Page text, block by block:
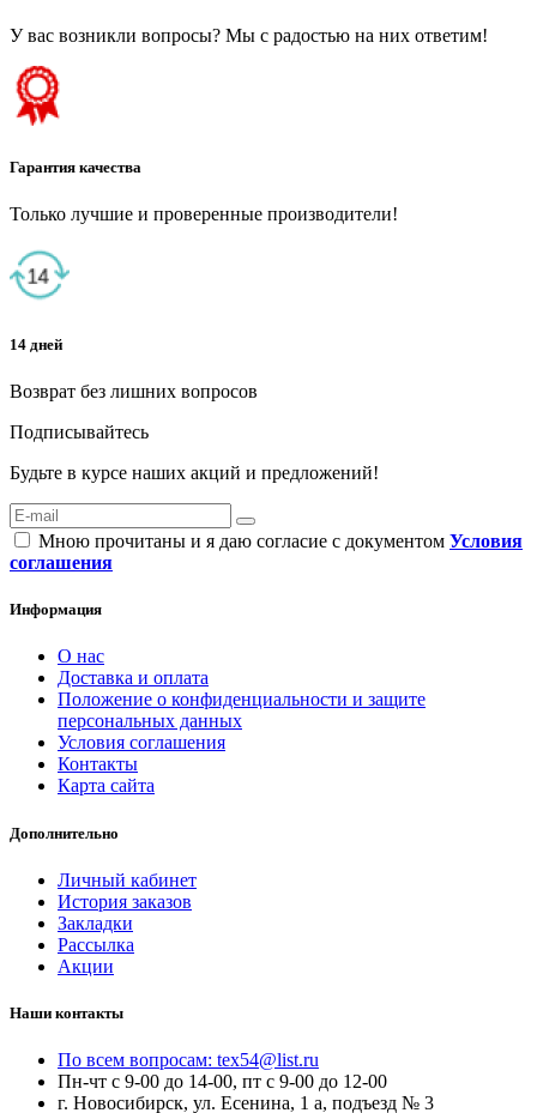
У вас возникли вопросы? Мы с радостью на них ответим!
Гарантия качества
Только лучшие и проверенные производители!
14 дней
Возврат без лишних вопросов
Подписывайтесь
Будьте в курсе наших акций и предложений!
Мною прочитаны и я даю согласие с документом Условия
соглашения
Информация
О нас
Доставка и оплата
Положение о конфиденциальности и защите
персональных данных
Условия соглашения
Контакты
Карта сайта
Дополнительно
Личный кабинет
История заказов
Закладки
Рассылка
Акции
Наши контакты
По всем вопросам: tex54@list.ru
Пн-чт с 9-00 до 14-00, пт с 9-00 до 12-00
г. Новосибирск, ул. Есенина, 1 а, подъезд № 3